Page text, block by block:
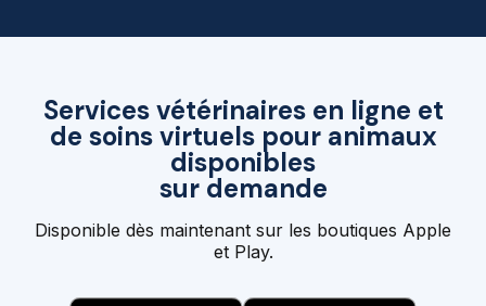
Services vétérinaires en ligne et
de soins virtuels pour animaux
disponibles
sur demande
Disponible dès maintenant sur les boutiques Apple
et Play.